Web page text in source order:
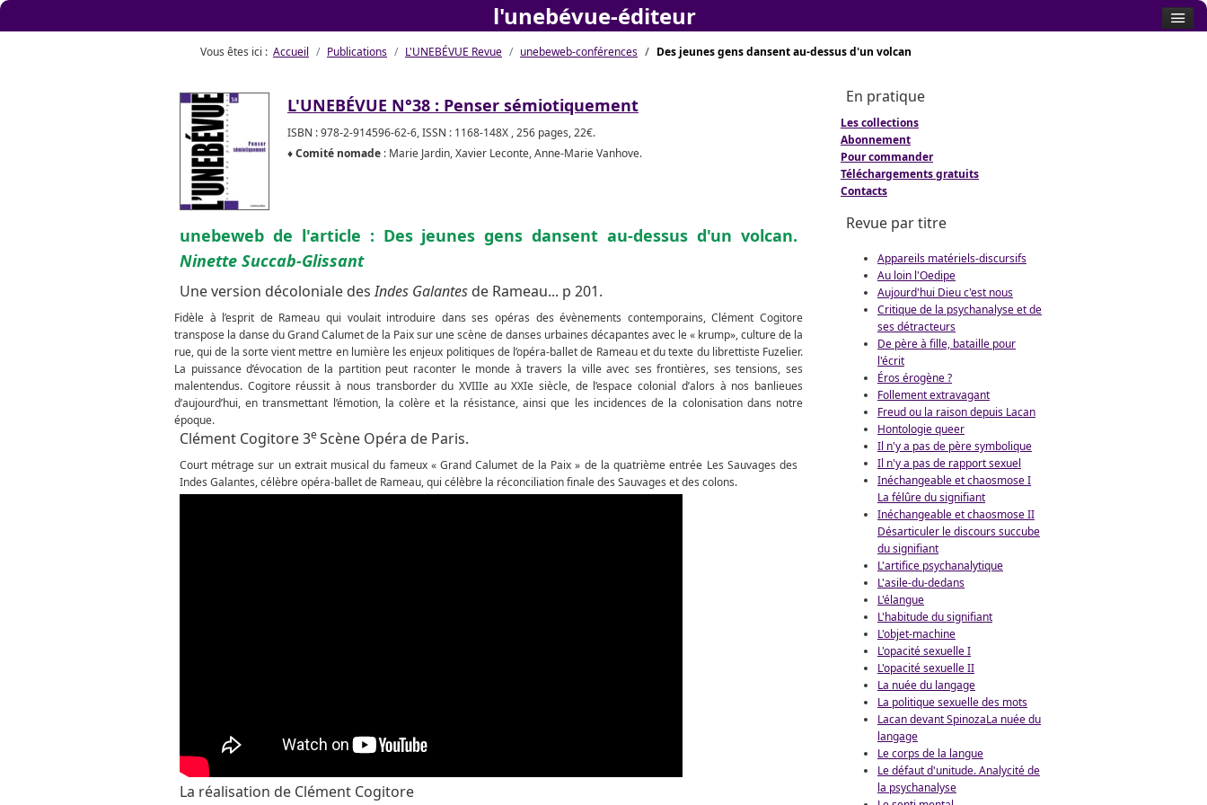
Vous êtes ici : Accueil Publications L'UNEBÉVUE Revue unebeweb-conférences Des jeunes gens dansent au-dessus d'un volcan
L'UNEBÉVUE N°38 : Penser sémiotiquement
ISBN : 978-2-914596-62-6, ISSN : 1168-148X , 256 pages, 22€.
♦Comité nomade : Marie Jardin, Xavier Leconte, Anne-Marie Vanhove.
unebeweb de l'article : Des jeunes gens dansent au-dessus d'un volcan.
Ninette Succab-Glissant
Une version décoloniale desIndes Galantes de Rameau... p 201.
Fidèle à l’esprit de Rameau qui voulait introduire dans ses opéras des évènements contemporains, Clément Cogitore
transpose la danse du Grand Calumet de la Paix sur une scène de danses urbaines décapantes avec le « krump», culture de la
rue, qui de la sorte vient mettre en lumière les enjeux politiques de l’opéra-ballet de Rameau et du texte du librettiste Fuzelier.
La puissance d’évocation de la partition peut raconter le monde à travers la ville avec ses frontières, ses tensions, ses
malentendus. Cogitore réussit à nous transborder du XVIIIe au XXIe siècle, de l’espace colonial d’alors à nos banlieues
d’aujourd’hui, en transmettant l’émotion, la colère et la résistance, ainsi que les incidences de la colonisation dans notre
époque.
Clément Cogitore 3eScène Opéra de Paris.
Court métrage sur un extrait musical du fameux « Grand Calumet de la Paix » de la quatrième entrée Les Sauvages des
Indes Galantes, célèbre opéra-ballet de Rameau, qui célèbre la réconciliation finale des Sauvages et des colons.
La réalisation de Clément Cogitore
En pratique
Les collections
Abonnement
Pour commander
Téléchargements gratuits
Contacts
Revue par titre
Appareils matériels-discursifs
Au loin l'Oedipe
Aujourd'hui Dieu c'est nous
Critique de la psychanalyse et de
ses détracteurs
De père à fille, bataille pour
l'écrit
Éros érogène ?
Follement extravagant
Freud ou la raison depuis Lacan
Hontologie queer
Il n'y a pas de père symbolique
Il n'y a pas de rapport sexuel
Inéchangeable et chaosmose I
La félûre du signifiant
Inéchangeable et chaosmose II
Désarticuler le discours succube
du signifiant
L'artifice psychanalytique
L'asile-du-dedans
L'élangue
L'habitude du signifiant
L'objet-machine
L'opacité sexuelle I
L'opacité sexuelle II
La nuée du langage
La politique sexuelle des mots
Lacan devant SpinozaLa nuée du
langage
Le corps de la langue
Le défaut d'unitude. Analycité de
la psychanalyse
l'unebévue-éditeur